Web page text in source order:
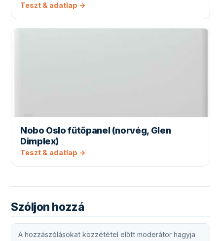
Teszt & adatlap →
Nobo Oslo fűtőpanel (norvég, Glen
Dimplex)
Teszt & adatlap →
Szóljon hozzá
A hozzászólásokat közzététel előtt moderátor hagyja